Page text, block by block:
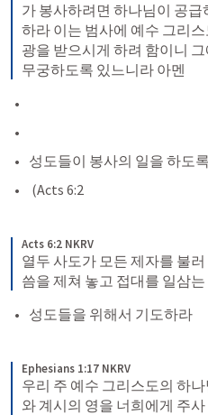
가 봉사하려면 하나님이 공
하라 이는 범사에 예수 그리
광을 받으시게 하려 함이니
무궁하도록 있느니라 아멘
성도들이 봉사의 일을 하도
(Acts 6:2
Acts 6:2 NKRV
열두 사도가 모든 제자를 불
씀을 제쳐 놓고 접대를 일삼
성도들을 위해서 기도하라
Ephesians 1:17 NKRV
우리 주 예수 그리스도의 하
와 계시의 영을 너희에게 주